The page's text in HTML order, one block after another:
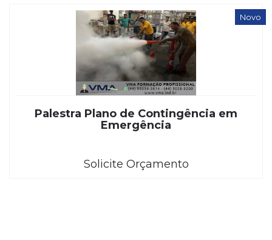
Palestra Plano de Contingência em
Emergência
Solicite Orçamento
Novo